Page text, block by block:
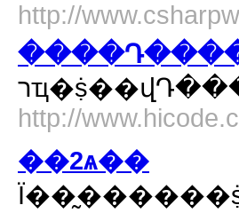
http://
http://
��2ѧ��